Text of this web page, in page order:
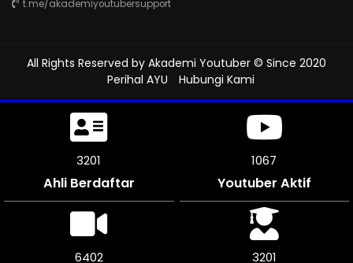
t.me/akademiyoutubersupport
All Rights Reserved by Akademi Youtuber © Since 2020
Perihal AYU
Hubungi Kami
3708
Ahli Berdaftar
1236
Youtuber Aktif
7416 3705